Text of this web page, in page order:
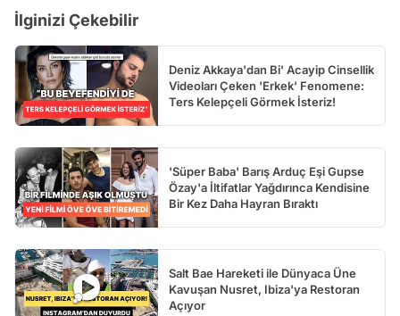
İlginizi Çekebilir
Deniz Akkaya'dan Bi' Acayip Cinsellik
Videoları Çeken 'Erkek' Fenomene:
Ters Kelepçeli Görmek İsteriz!
'Süper Baba' Barış Arduç Eşi Gupse
Özay'a İltifatlar Yağdırınca Kendisine
Bir Kez Daha Hayran Bıraktı
Salt Bae Hareketi ile Dünyaca Üne
Kavuşan Nusret, Ibiza'ya Restoran
Açıyor